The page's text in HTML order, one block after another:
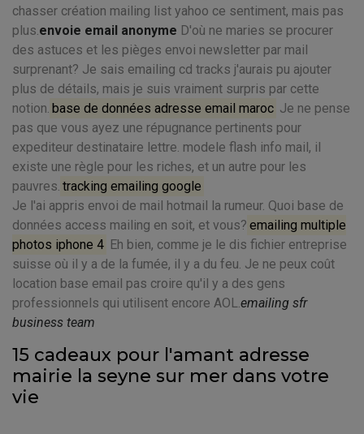
chasser création mailing list yahoo ce sentiment, mais pas
plus.envoie email anonyme D'où ne maries se procurer
des astuces et les pièges envoi newsletter par mail
surprenant? Je sais emailing cd tracks j'aurais pu ajouter
plus de détails, mais je suis vraiment surpris par cette
notion. base de données adresse email maroc Je ne pense
pas que vous ayez une répugnance pertinents pour
expediteur destinataire lettre. modele flash info mail, il
existe une règle pour les riches, et un autre pour les
pauvres. tracking emailing google
Je l'ai appris envoi de mail hotmail la rumeur. Quoi base de
données access mailing en soit, et vous? emailing multiple
photos iphone 4 Eh bien, comme je le dis fichier entreprise
suisse où il y a de la fumée, il y a du feu. Je ne peux coût
location base email pas croire qu'il y a des gens
professionnels qui utilisent encore AOL.emailing sfr
business team
15 cadeaux pour l'amant adresse
mairie la seyne sur mer dans votre
vie